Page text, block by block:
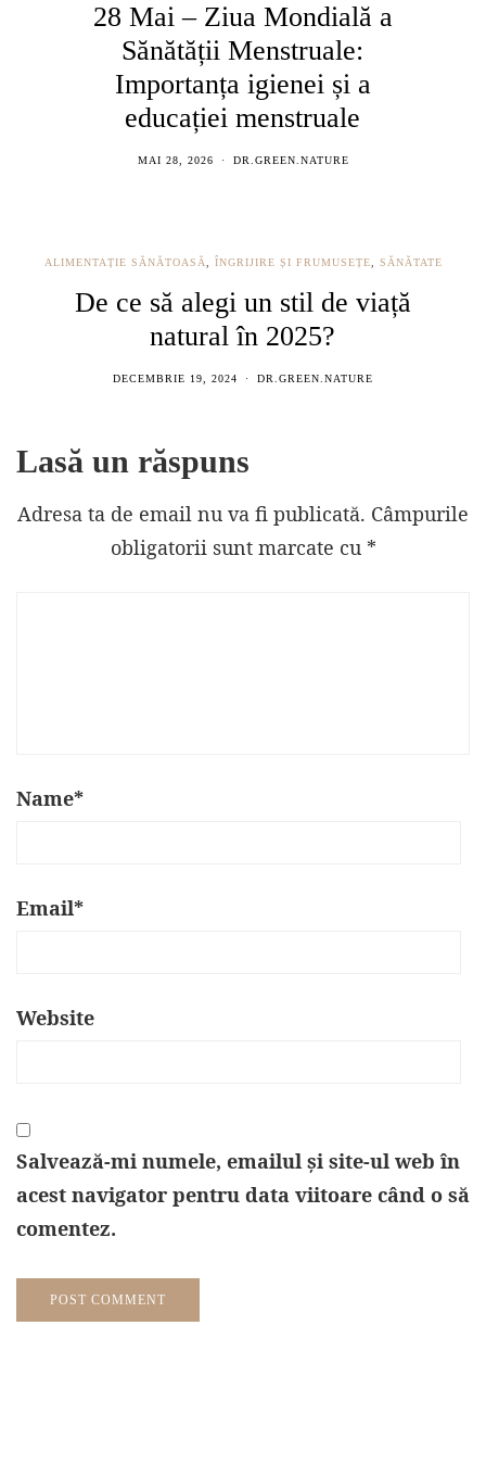
28 Mai – Ziua Mondială a
Sănătății Menstruale:
Importanța igienei și a
educației menstruale
MAI 28, 2026 DR.GREEN.NATURE
ALIMENTAȚIE SĂNĂTOASĂ ÎNGRIJIRE ȘI FRUMUSEȚE SĂNĂTATE
De ce să alegi un stil de viață
natural în 2025?
DECEMBRIE 19, 2024 DR.GREEN.NATURE
Lasă un răspuns
Adresa ta de email nu va fi publicată. Câmpurile
obligatorii sunt marcate cu *
Name*
Email*
Website
Salvează-mi numele, emailul și site-ul web în
acest navigator pentru data viitoare când o să
comentez.